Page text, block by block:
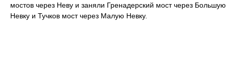
мостов через Неву и заняли Гренадерский мост через Большую
Невку и Тучков мост через Малую Невку.